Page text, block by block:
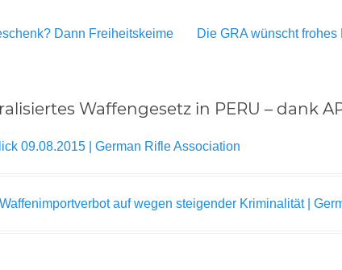
Dann FreiheitskeimeNächsterDie GRA wünscht
Waffengesetz in PERU – dank
09.08.2015 | German Rifle Association
auf wegen steigender Kriminalität |